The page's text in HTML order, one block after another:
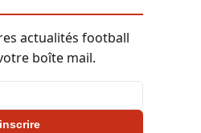
actualités football
boîte mail.